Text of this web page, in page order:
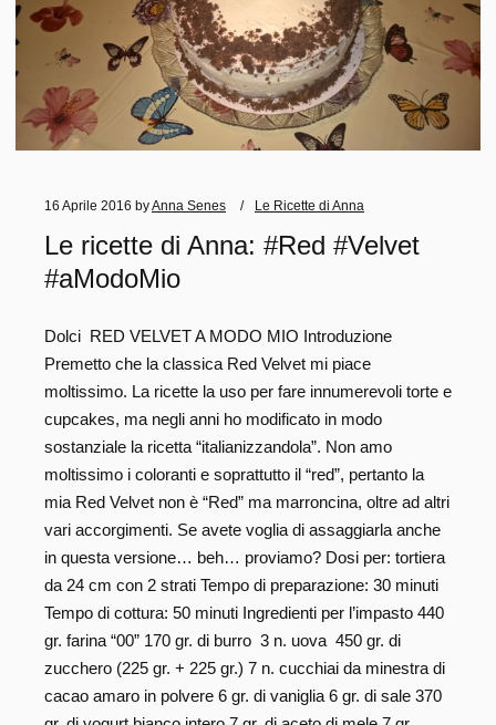
16 Aprile 2016 byAnna Senes Le Ricette di Anna
Le ricette di Anna: #Red #Velvet
#aModoMio
Dolci RED VELVET A MODO MIO Introduzione
Premetto che la classica Red Velvet mi piace
moltissimo. La ricette la uso per fare innumerevoli torte e
cupcakes, ma negli anni ho modificato in modo
sostanziale la ricetta “italianizzandola”. Non amo
moltissimo i coloranti e soprattutto il “red”, pertanto la
mia Red Velvet non è “Red” ma marroncina, oltre ad altri
vari accorgimenti. Se avete voglia di assaggiarla anche
in questa versione… beh… proviamo? Dosi per: tortiera
da 24 cm con 2 strati Tempo di preparazione: 30 minuti
Tempo di cottura: 50 minuti Ingredienti per l’impasto 440
gr. farina “00” 170 gr. di burro 3 n. uova 450 gr. di
zucchero (225 gr. + 225 gr.) 7 n. cucchiai da minestra di
cacao amaro in polvere 6 gr. di vaniglia 6 gr. di sale 370